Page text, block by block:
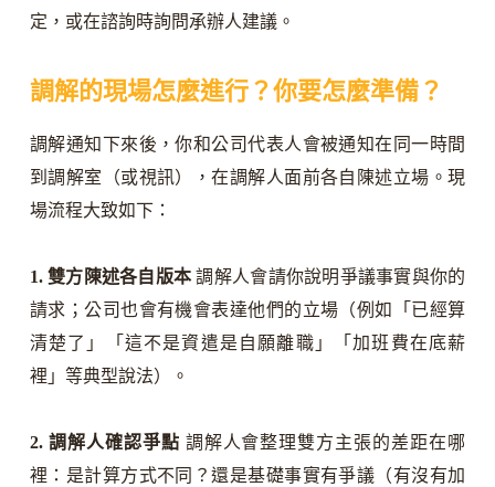
定，或在諮詢時詢問承辦人建議。
調解的現場怎麼進行？你要怎麼準備？
調解通知下來後，你和公司代表人會被通知在同一時間
到調解室（或視訊），在調解人面前各自陳述立場。現
場流程大致如下：
1. 雙方陳述各自版本 調解人會請你說明爭議事實與你的
請求；公司也會有機會表達他們的立場（例如「已經算
清楚了」「這不是資遣是自願離職」「加班費在底薪
裡」等典型說法）。
2. 調解人確認爭點 調解人會整理雙方主張的差距在哪
裡：是計算方式不同？還是基礎事實有爭議（有沒有加